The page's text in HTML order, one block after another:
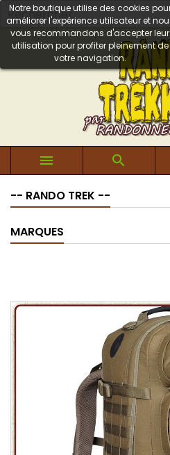
Notre boutique utilise des cookies
améliorer l'expérience utilisateur et
vous recommandons d'accepter leur
utilisation pour profiter pleinement de
votre navigation.
 
-- RANDO TREK --
MARQUES